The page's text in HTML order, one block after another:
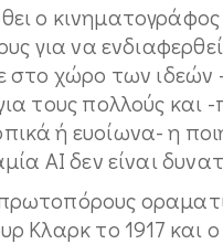
ο
για να
στο χώρο των
τους πολλούς
ή ευοίωνα- η
ΑΙ δεν είναι
Κλαρκ το 1917 και